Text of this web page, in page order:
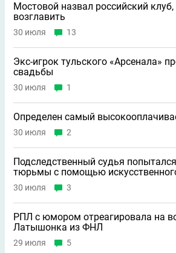
Мостовой назвал российский
возглавить
30 июля 13
Экс-игрок тульского «Арсенала»
свадьбы
30 июля 1
Определен самый
30 июля 2
Подследственный судья
тюрьмы с помощью
30 июля 3
РПЛ с юмором отреагировала на
Латышонка из ФНЛ
29 июля 5